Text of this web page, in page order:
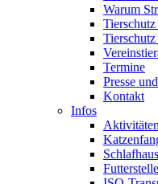
Warum
Termine
Presse
Kontakt
Infos
Aktivitäten